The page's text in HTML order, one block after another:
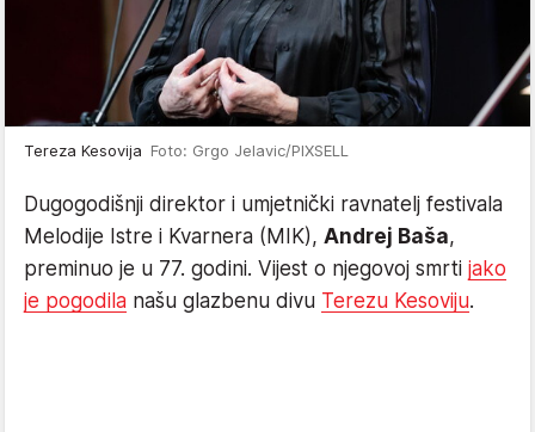
Tereza Kesovija Foto: Grgo Jelavic/PIXSELL
Dugogodišnji direktor i umjetnički ravnatelj festivala
Melodije Istre i Kvarnera (MIK), Andrej Baša,
preminuo je u 77. godini. Vijest o njegovoj smrti jako
je pogodila našu glazbenu divu Terezu Kesoviju.